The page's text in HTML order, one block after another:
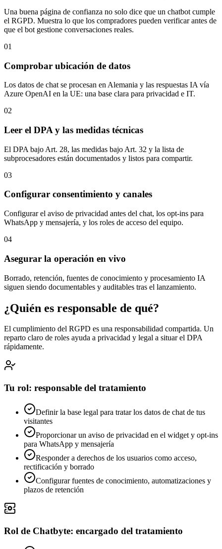
Una buena página de confianza no solo dice que un chatbot cumple
el RGPD. Muestra lo que los compradores pueden verificar antes de
que el bot gestione conversaciones reales.
01
Comprobar ubicación de datos
Los datos de chat se procesan en Alemania y las respuestas IA vía
Azure OpenAI en la UE: una base clara para privacidad e IT.
02
Leer el DPA y las medidas técnicas
El DPA bajo Art. 28, las medidas bajo Art. 32 y la lista de
subprocesadores están documentados y listos para compartir.
03
Configurar consentimiento y canales
Configurar el aviso de privacidad antes del chat, los opt-ins para
WhatsApp y mensajería, y los roles de acceso del equipo.
04
Asegurar la operación en vivo
Borrado, retención, fuentes de conocimiento y procesamiento IA
siguen siendo documentables y auditables tras el lanzamiento.
¿Quién es responsable de qué?
El cumplimiento del RGPD es una responsabilidad compartida. Un
reparto claro de roles ayuda a privacidad y legal a situar el DPA
rápidamente.
Tu rol: responsable del tratamiento
Definir la base legal para tratar los datos de chat de tus
visitantes
Proporcionar un aviso de privacidad en el widget y opt-ins
para WhatsApp y mensajería
Responder a derechos de los usuarios como acceso,
rectificación y borrado
Configurar fuentes de conocimiento, automatizaciones y
plazos de retención
Rol de Chatbyte: encargado del tratamiento